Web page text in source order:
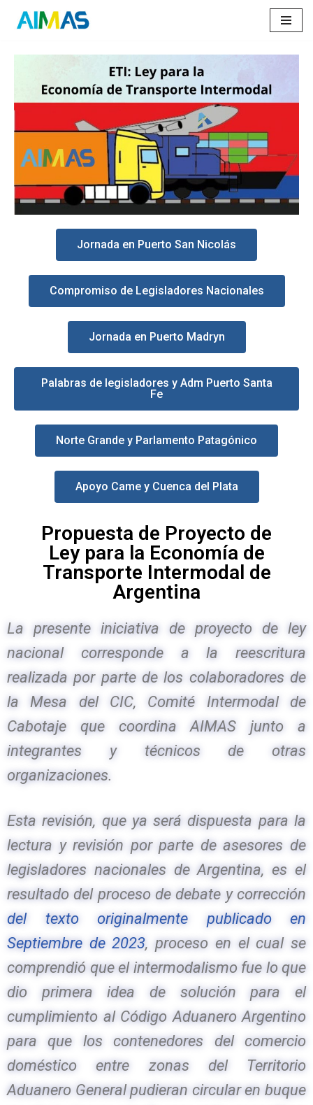
al
Jornada en Puerto San Nicolás
Compromiso de Legisladores Nacionales
Jornada en Puerto Madryn
Palabras de legisladores y Adm Puerto Santa
Fe
Norte Grande y Parlamento Patagónico
Apoyo Came y Cuenca del Plata
Propuesta de Proyecto de
Ley para la Economía de
Transporte Intermodal de
Argentina
La presente iniciativa de proyecto de ley
nacional corresponde a la reescritura
realizada por parte de los colaboradores de
la Mesa del CIC, Comité Intermodal de
Cabotaje que coordina AIMAS junto a
integrantes y técnicos de otras
organizaciones.
Esta revisión, que ya será dispuesta para la
lectura y revisión por parte de asesores de
legisladores nacionales de Argentina, es el
resultado del proceso de debate y corrección
del texto originalmente publicado en
Septiembre de 2023, proceso en el cual se
comprendió que el intermodalismo fue lo que
dio primera idea de solución para el
cumplimiento al Código Aduanero Argentino
para que los contenedores del comercio
doméstico entre zonas del Territorio
Aduanero General pudieran circular en buque